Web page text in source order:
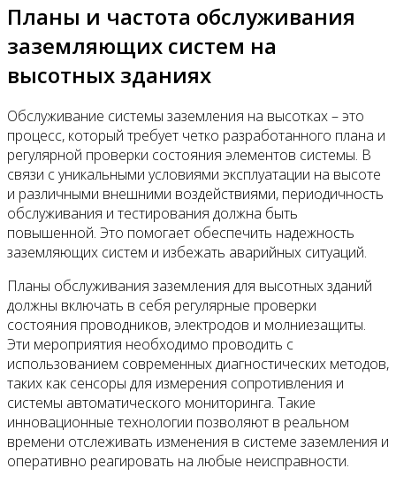
Планы и частота обслуживания
заземляющих систем на
высотных зданиях
Обслуживание системы заземления на высотках – это
процесс, который требует четко разработанного плана и
регулярной проверки состояния элементов системы. В
связи с уникальными условиями эксплуатации на высоте
и различными внешними воздействиями, периодичность
обслуживания и тестирования должна быть
повышенной. Это помогает обеспечить надежность
заземляющих систем и избежать аварийных ситуаций.
Планы обслуживания заземления для высотных зданий
должны включать в себя регулярные проверки
состояния проводников, электродов и молниезащиты.
Эти мероприятия необходимо проводить с
использованием современных диагностических методов,
таких как сенсоры для измерения сопротивления и
системы автоматического мониторинга. Такие
инновационные технологии позволяют в реальном
времени отслеживать изменения в системе заземления и
оперативно реагировать на любые неисправности.